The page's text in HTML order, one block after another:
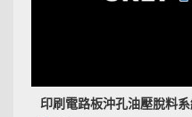
印刷電路板沖孔油壓脫料